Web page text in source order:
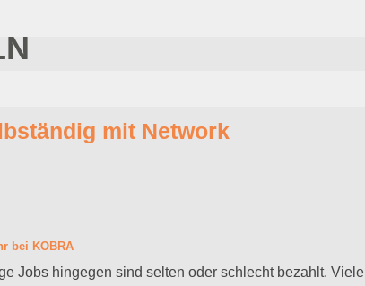
mit Network
bei KOBRA
Jobs hingegen sind selten oder schlecht bezahlt. Viele